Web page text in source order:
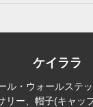
ケイララ
ル・ウォールステ
リー、帽子(キャッ